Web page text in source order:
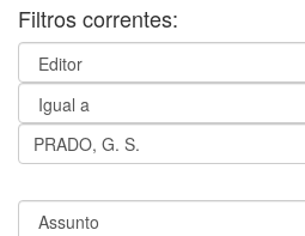
Filtros correntes: